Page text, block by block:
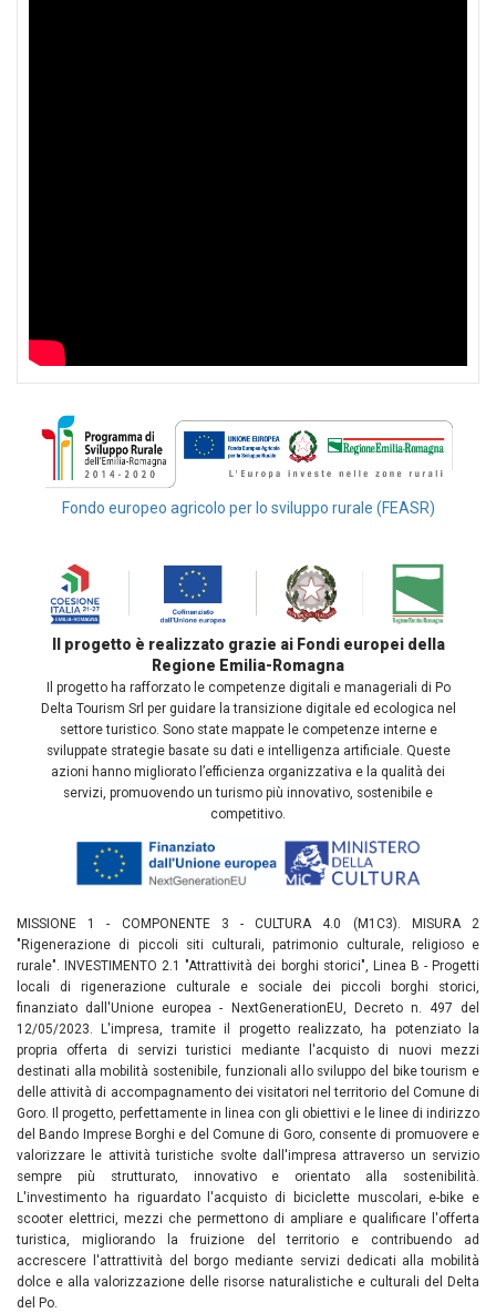
Fondo europeo agricolo per lo sviluppo rurale (FEASR)
Il progetto è realizzato grazie ai Fondi europei della
Regione Emilia-Romagna
Il progetto ha rafforzato le competenze digitali e manageriali di Po
Delta Tourism Srl per guidare la transizione digitale ed ecologica nel
settore turistico. Sono state mappate le competenze interne e
sviluppate strategie basate su dati e intelligenza artificiale. Queste
azioni hanno migliorato l’efficienza organizzativa e la qualità dei
servizi, promuovendo un turismo più innovativo, sostenibile e
competitivo.
MISSIONE 1 - COMPONENTE 3 - CULTURA 4.0 (M1C3). MISURA 2
"Rigenerazione di piccoli siti culturali, patrimonio culturale, religioso e
rurale". INVESTIMENTO 2.1 "Attrattività dei borghi storici", Linea B - Progetti
locali di rigenerazione culturale e sociale dei piccoli borghi storici,
finanziato dall'Unione europea - NextGenerationEU, Decreto n. 497 del
12/05/2023. L'impresa, tramite il progetto realizzato, ha potenziato la
propria offerta di servizi turistici mediante l'acquisto di nuovi mezzi
destinati alla mobilità sostenibile, funzionali allo sviluppo del bike tourism e
delle attività di accompagnamento dei visitatori nel territorio del Comune di
Goro. Il progetto, perfettamente in linea con gli obiettivi e le linee di indirizzo
del Bando Imprese Borghi e del Comune di Goro, consente di promuovere e
valorizzare le attività turistiche svolte dall'impresa attraverso un servizio
sempre più strutturato, innovativo e orientato alla sostenibilità.
L'investimento ha riguardato l'acquisto di biciclette muscolari, e-bike e
scooter elettrici, mezzi che permettono di ampliare e qualificare l'offerta
turistica, migliorando la fruizione del territorio e contribuendo ad
accrescere l'attrattività del borgo mediante servizi dedicati alla mobilità
dolce e alla valorizzazione delle risorse naturalistiche e culturali del Delta
del Po.